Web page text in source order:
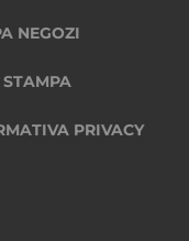
NEGOZI
PRIVACY